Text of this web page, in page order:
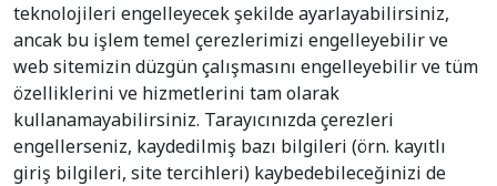
teknolojileri engelleyecek şekilde ayarlayabilirsiniz,
ancak bu işlem temel çerezlerimizi engelleyebilir ve
web sitemizin düzgün çalışmasını engelleyebilir ve tüm
özelliklerini ve hizmetlerini tam olarak
kullanamayabilirsiniz. Tarayıcınızda çerezleri
engellerseniz, kaydedilmiş bazı bilgileri (örn. kayıtlı
giriş bilgileri, site tercihleri) kaybedebileceğinizi de